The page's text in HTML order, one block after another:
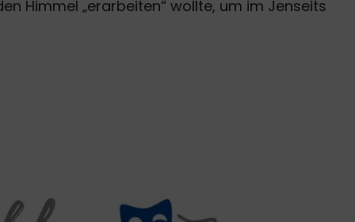
Himmel „erarbeiten“ wollte, um im Jenseits